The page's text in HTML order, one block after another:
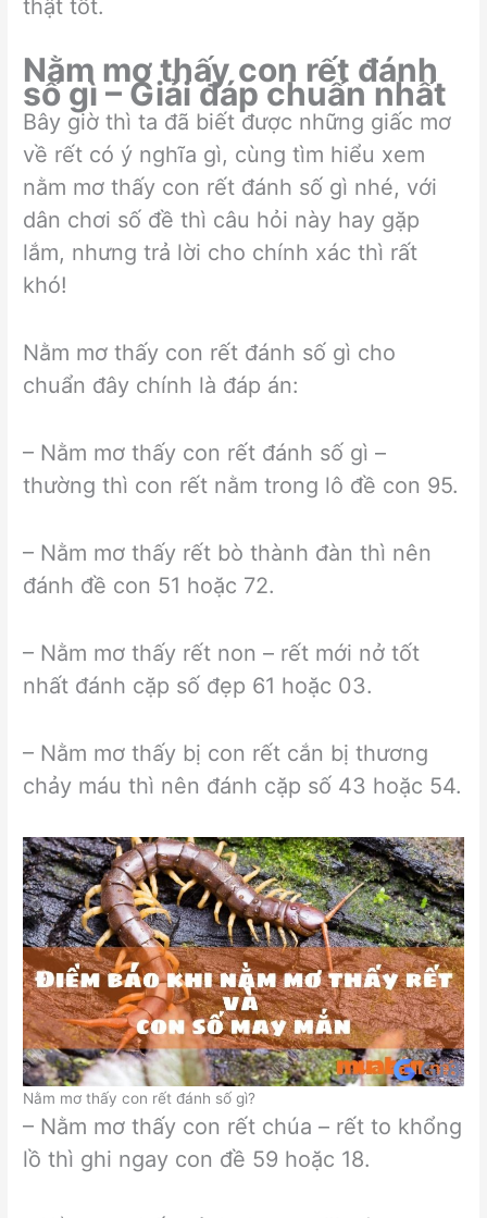
thật tốt.
Nằm mơ thấy con rết đánh
số gì – Giải đáp chuẩn nhất
Bây giờ thì ta đã biết được những giấc mơ
về rết có ý nghĩa gì, cùng tìm hiểu xem
nằm mơ thấy con rết đánh số gì nhé, với
dân chơi số đề thì câu hỏi này hay gặp
lắm, nhưng trả lời cho chính xác thì rất
khó!
Nằm mơ thấy con rết đánh số gì cho
chuẩn đây chính là đáp án:
– Nằm mơ thấy con rết đánh số gì –
thường thì con rết nằm trong lô đề con 95.
– Nằm mơ thấy rết bò thành đàn thì nên
đánh đề con 51 hoặc 72.
– Nằm mơ thấy rết non – rết mới nở tốt
nhất đánh cặp số đẹp 61 hoặc 03.
– Nằm mơ thấy bị con rết cắn bị thương
chảy máu thì nên đánh cặp số 43 hoặc 54.
Nằm mơ thấy con rết đánh số gì?
– Nằm mơ thấy con rết chúa – rết to khổng
lồ thì ghi ngay con đề 59 hoặc 18.